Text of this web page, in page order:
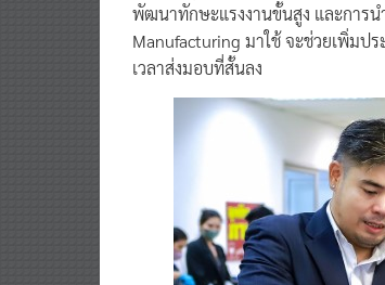
พัฒนาทักษะแรงงานขั้นสูง และการน
Manufacturing มาใช้ จะช่วยเพิ่ม
เวลาส่งมอบที่สั้นลง